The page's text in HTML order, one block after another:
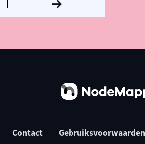
Contact Gebruiksvoorwaarden